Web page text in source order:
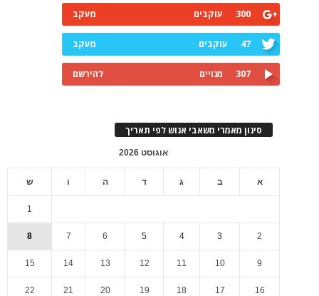
300 עוקבים מעקב
47 עוקבים מעקב
307 מנויים להירשם
סינון מאמרי משאבי אנוש לפי תאריך
אוגוסט 2026
א ב ג ד ה ו ש
1
2
3
4
5
6
7
8
9
10
11
12
13
14
15
16
17
18
19
20
21
22